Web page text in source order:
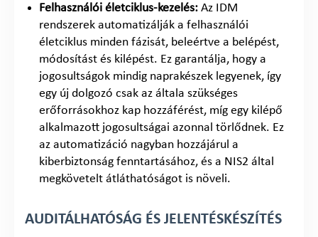
Felhasználói életciklus-kezelés: Az IDM
rendszerek automatizálják a felhasználói
életciklus minden fázisát, beleértve a belépést,
módosítást és kilépést. Ez garantálja, hogy a
jogosultságok mindig naprakészek legyenek, így
egy új dolgozó csak az általa szükséges
erőforrásokhoz kap hozzáférést, míg egy kilépő
alkalmazott jogosultságai azonnal törlődnek. Ez
az automatizáció nagyban hozzájárul a
kiberbiztonság fenntartásához, és a NIS2 által
megkövetelt átláthatóságot is növeli.
AUDITÁLHATÓSÁG ÉS JELENTÉSKÉSZÍTÉS